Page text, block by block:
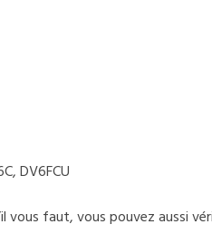
DV6FCU
vous faut, vous pouvez aussi